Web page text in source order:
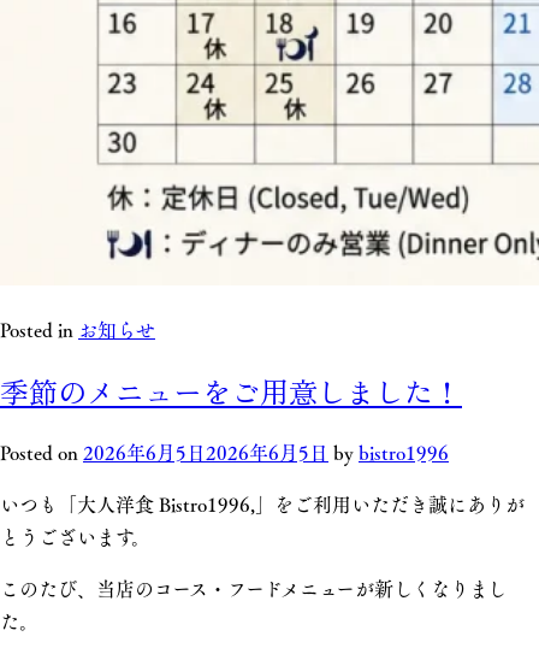
Posted in お知らせ
季節のメニューをご用意しました！
Posted on2026年6月5日2026年6月5日 bybistro1996
いつも「大人洋食 Bistro1996,」をご利用いただき誠にありが
とうございます。
このたび、当店のコース・フードメニューが新しくなりまし
た。